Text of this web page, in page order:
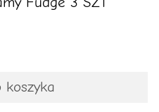
koszyka